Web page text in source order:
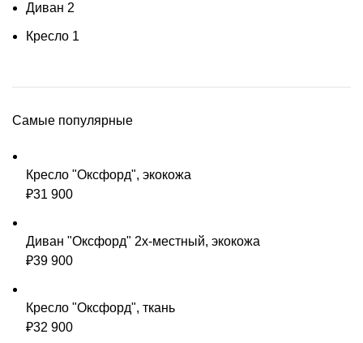
Диван 2
Кресло 1
Самые популярные
Кресло "Оксфорд", экокожа
₽31 900
Диван "Оксфорд" 2х-местный, экокожа
₽39 900
Кресло "Оксфорд", ткань
₽32 900